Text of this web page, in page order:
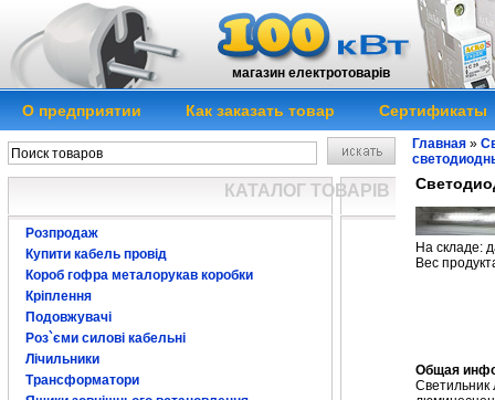
магазин електротоварів
О предприятии Как заказать товар Сертификаты
КАТАЛОГ ТОВАРІВ
Розпродаж
Купити кабель провід
Короб гофра металорукав коробки
Кріплення
Подовжувачі
Роз`єми силові кабельні
Лічильники
Трансформатори
Главная »
На складе:
Вес
Общая